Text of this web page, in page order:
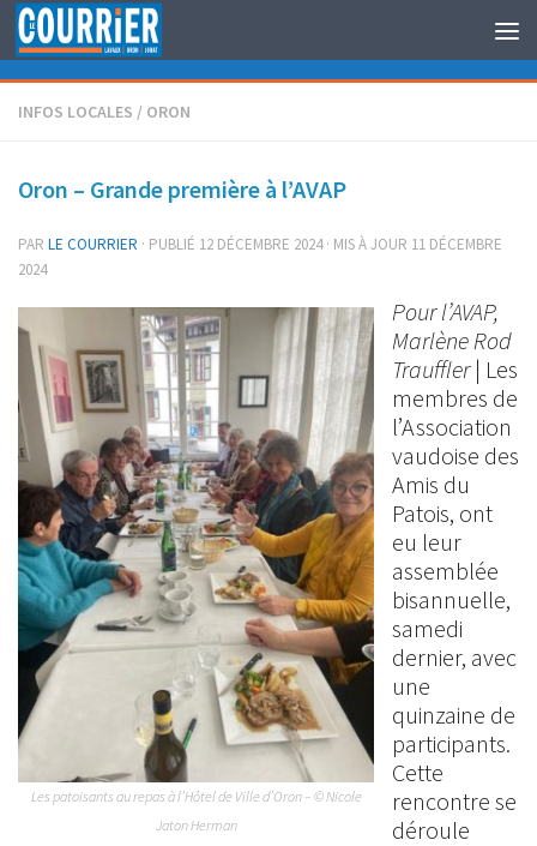
Au dessous du contenu
INFOS LOCALES / ORON
Oron – Grande première à l’AVAP
PAR LE COURRIER · PUBLIÉ 12 DÉCEMBRE 2024· MIS À JOUR 11 DÉCEMBRE
2024
Les patoisants au repas à l’Hôtel de Ville d’Oron – © Nicole
Jaton Herman
Pour l’AVAP,
Marlène Rod
Trauffler | Les
membres de
l’Association
vaudoise des
Amis du
Patois, ont
eu leur
assemblée
bisannuelle,
samedi
dernier, avec
une
quinzaine de
participants.
Cette
rencontre se
déroule